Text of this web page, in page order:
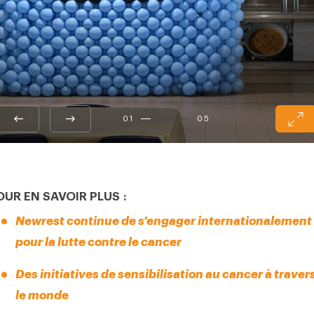
01 05
EN SAVOIR PLUS :
Newrest continue de s’engager internationalement
pour la lutte contre le cancer
Des initiatives de sensibilisation au cancer à
le monde